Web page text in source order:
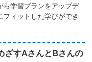
ら学習プランをアップデ
ィットした学びができ
ざすAさんとBさんの